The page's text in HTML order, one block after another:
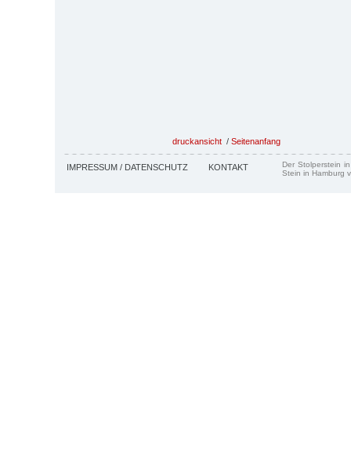
druckansicht / Seitenanfang
IMPRESSUM / DATENSCHUTZ KONTAKT
Der Stolperstein
Stein in Hamburg